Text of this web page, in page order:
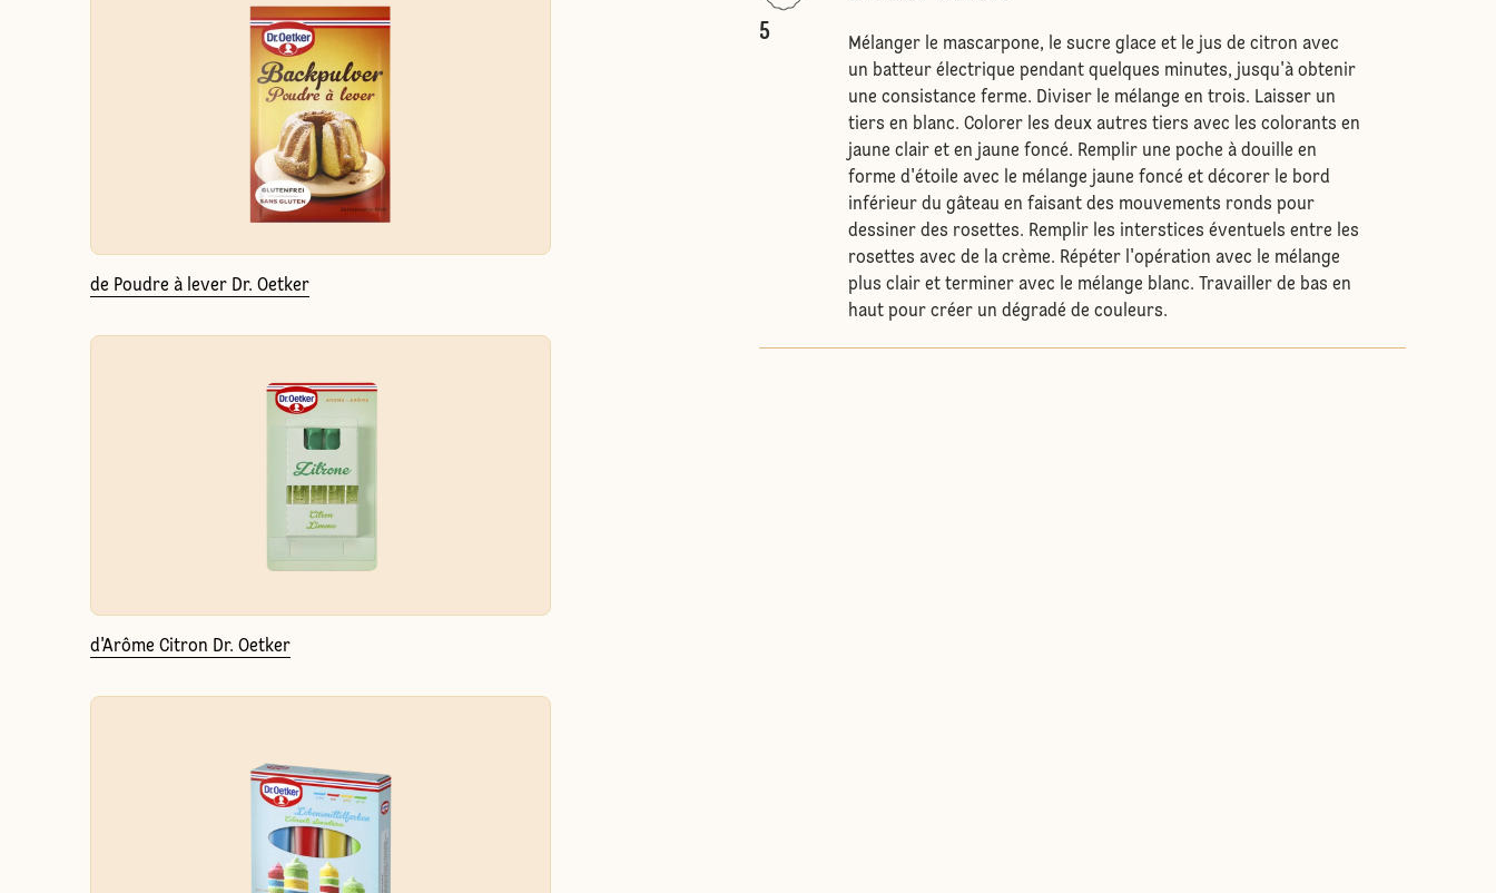
de Poudre à lever Dr. Oetker
d'Arôme Citron Dr. Oetker
5
Mélanger le mascarpone, le sucre glace et le jus de citron avec
un batteur électrique pendant quelques minutes, jusqu'à obtenir
une consistance ferme. Diviser le mélange en trois. Laisser un
tiers en blanc. Colorer les deux autres tiers avec les colorants en
jaune clair et en jaune foncé. Remplir une poche à douille en
forme d'étoile avec le mélange jaune foncé et décorer le bord
inférieur du gâteau en faisant des mouvements ronds pour
dessiner des rosettes. Remplir les interstices éventuels entre les
rosettes avec de la crème. Répéter l'opération avec le mélange
plus clair et terminer avec le mélange blanc. Travailler de bas en
haut pour créer un dégradé de couleurs.